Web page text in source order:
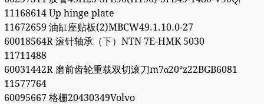
11168614 Up hinge plate
11672659 油缸座贴板(2)MBCW49.1.10.0-27
60018564R 滚针轴承（下）NTN 7E-HMK 5030
11711488
60031442R 磨前齿轮重载双切滚刀m7α20°z22BGB6081
11577764
60095667 格栅20430349Volvo